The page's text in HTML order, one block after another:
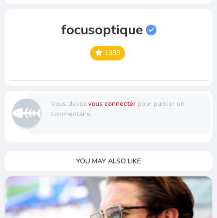
focusoptique
1399
Vous devez vous connecterpour publier un
commentaire.
YOU MAY ALSO LIKE